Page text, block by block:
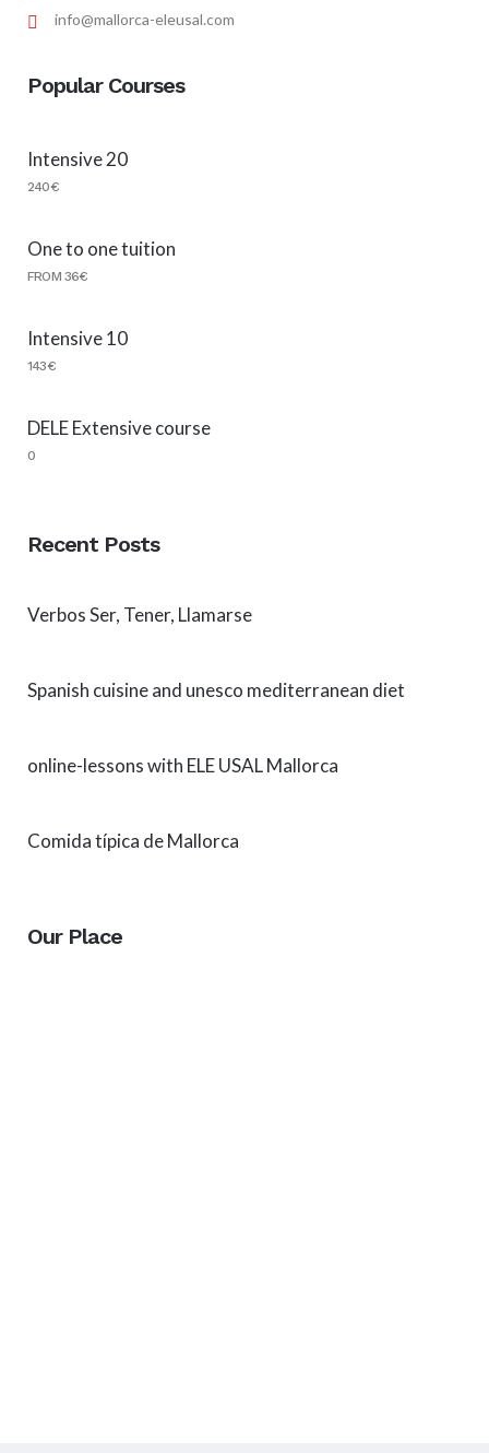
info@mallorca-eleusal.com
Popular Courses
Intensive 20
240€
One to one tuition
FROM 36€
Intensive 10
143€
DELE Extensive course
0
Recent Posts
Verbos Ser, Tener, Llamarse
Spanish cuisine and unesco mediterranean diet
online-lessons with ELE USAL Mallorca
Comida típica de Mallorca
Our Place